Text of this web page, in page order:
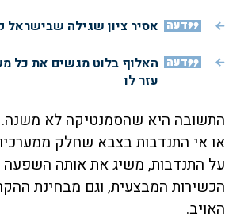
דעה אסיר ציון שגילה שבישראל
דעה האלוף בלוט מגשים את כל
עזר לו
התשובה היא שהסמנטיקה לא משנה.
או אי התנדבות בצבא שחלק
על התנדבות, משיג את אותה השפעה
הכשירות המבצעית, וגם מבחינת
האויב.